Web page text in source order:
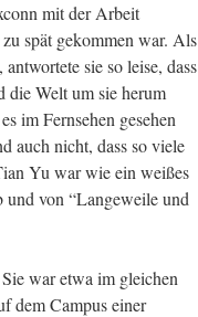
mit der Arbeit
spät gekommen war. Als
sie so leise, dass
die Welt um sie herum
im Fernsehen gesehen
auch nicht, dass so viele
Yu war wie ein weißes
und von “Langeweile und
war etwa im gleichen
dem Campus einer